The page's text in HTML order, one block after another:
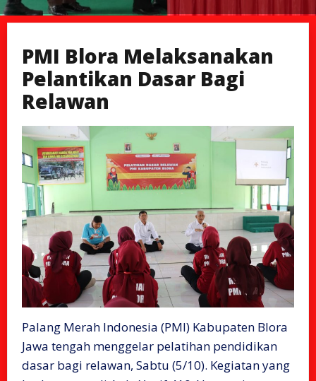
PMI Blora Melaksanakan
Pelantikan Dasar Bagi
Relawan
Palang Merah Indonesia (PMI) Kabupaten Blora
Jawa tengah menggelar pelatihan pendidikan
dasar bagi relawan, Sabtu (5/10). Kegiatan yang